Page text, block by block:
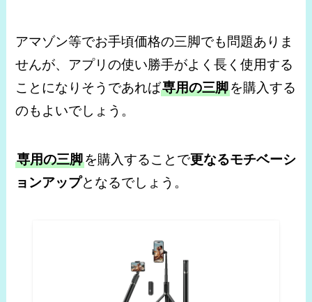
アマゾン等でお手頃価格の三脚でも問題ありま
せんが、アプリの使い勝手がよく長く使用する
ことになりそうであれば専用の三脚を購入する
のもよいでしょう。
専用の三脚を購入することで更なるモチベーシ
ョンアップとなるでしょう。